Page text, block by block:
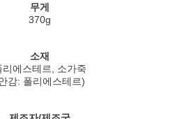
무게
370g
소재
리에스테르, 소가죽
감: 폴리에스테르)